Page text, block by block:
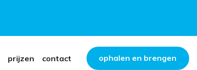
prijzen contact ophalen en brengen